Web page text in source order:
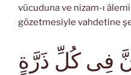
vücuduna ve nizam-ı âlemi
gözetmesiyle vahdetine
فِى كُلِّ ذَرَّةٍ